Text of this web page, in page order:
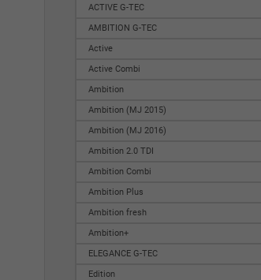
ACTIVE G-TEC
AMBITION G-TEC
Active
Active Combi
Ambition
Ambition (MJ 2015)
Ambition (MJ 2016)
Ambition 2.0 TDI
Ambition Combi
Ambition Plus
Ambition fresh
Ambition+
ELEGANCE G-TEC
Edition